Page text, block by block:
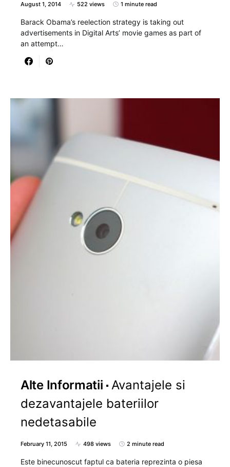
August 1, 2014 522 views 1 minute read
Barack Obama’s reelection strategy is taking out
advertisements in Digital Arts’ movie games as part of
an attempt…
Alte Informatii Avantajele si
dezavantajele bateriilor
nedetasabile
February 11, 2015 498 views 2 minute read
Este binecunoscut faptul ca bateria reprezinta o piesa